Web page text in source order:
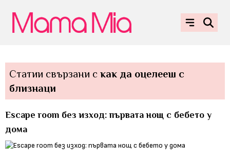
Статии свързани с как да оцелееш с
близнаци
Еscape room без изход: първата нощ с бебето у
дома